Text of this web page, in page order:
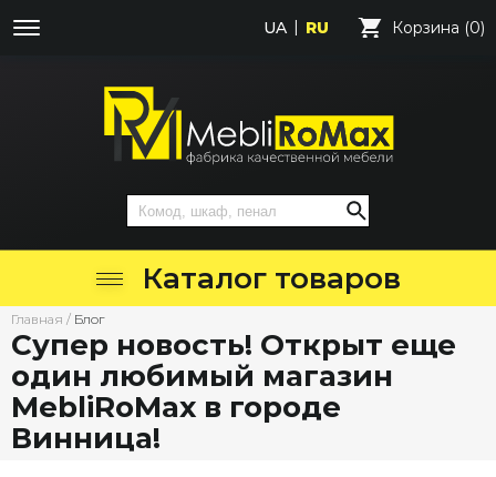
UA RU Корзина (0)
Каталог товаров
Главная / Блог
Супер новость! Открыт еще
один любимый магазин
MebliRoMax в городе
Винница!